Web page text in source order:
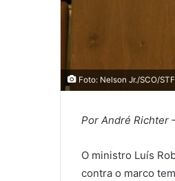
Foto: Nelson Jr./SCO/STF
Por André Richter
O ministro Luís
contra o marco